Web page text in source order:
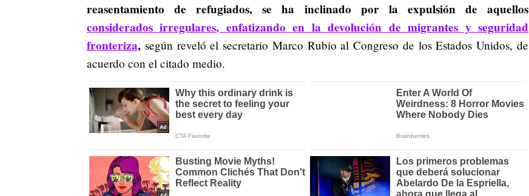
reasentamiento de refugiados, se ha inclinado por la expulsión de aquellos
considerados irregulares, enfatizando en la devolución de migrantes y seguridad
fronteriza, según reveló el secretario Marco Rubio al Congreso de los Estados Unidos, de
acuerdo con el citado medio.